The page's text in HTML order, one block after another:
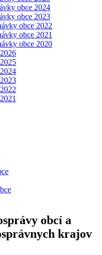
obce 2024
obce 2023
obce 2022
obce 2021
obce 2020
obcí a
krajov